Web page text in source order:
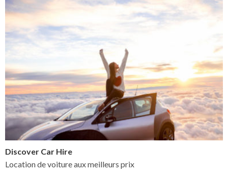
Discover Car Hire
Location de voiture aux meilleurs prix